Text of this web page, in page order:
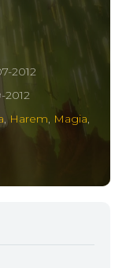
2012
2012
, Harem, Magia,